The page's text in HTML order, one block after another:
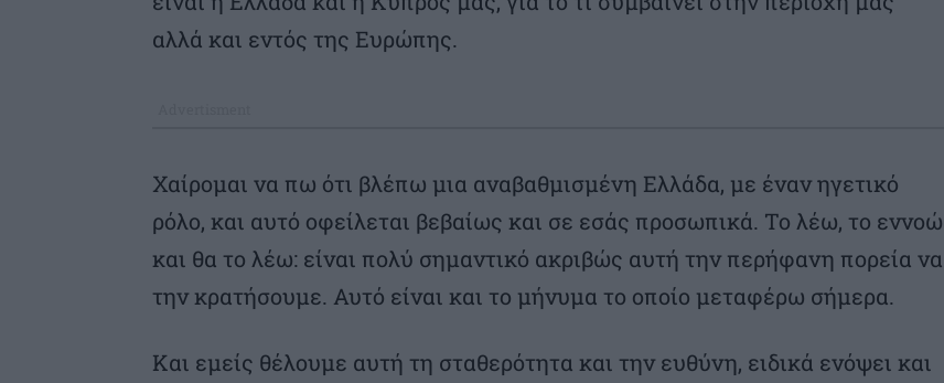
αλλά και εντός της Ευρώπης.
Χαίρομαι να πω ότι βλέπω μια αναβαθμισμένη Ελλάδα, με έναν ηγετικό
ρόλο, και αυτό οφείλεται βεβαίως και σε εσάς προσωπικά. Το λέω, το εννοώ
και θα το λέω: είναι πολύ σημαντικό ακριβώς αυτή την περήφανη πορεία να
την κρατήσουμε. Αυτό είναι και το μήνυμα το οποίο μεταφέρω σήμερα.
Και εμείς θέλουμε αυτή τη σταθερότητα και την ευθύνη, ειδικά ενόψει και